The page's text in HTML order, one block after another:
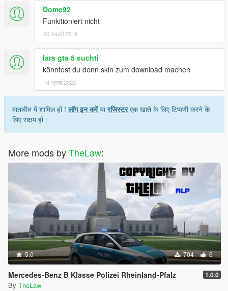
Dome92
Funkitioniert nicht
06 फरवरी 2019
lars gta 5 suchti
könntest du denn skin zum download machen
14 जुलाई 2022
बातचीत में शामिल हों !लॉग इन करेंयारजिस्टरएक खाते के लिए टिप्पणी करने के
लिए सक्षम हो।
More mods byTheLaw:
5.0 704 6
Mercedes-Benz B Klasse Polizei Rheinland-Pfalz 1.0.0
By TheLaw